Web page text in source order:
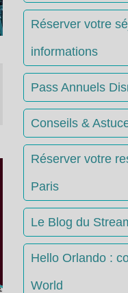
Réserver votre
informations
Pass Annuels
Conseils &
Réserver votre
Paris
Le Blog du
Hello Orlando :
World